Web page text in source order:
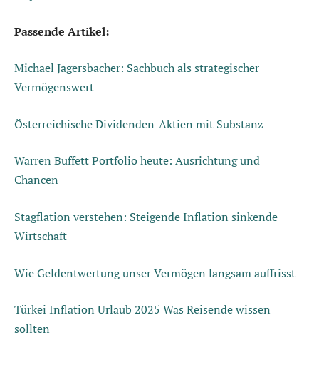
Passende Artikel:
Michael Jagersbacher: Sachbuch als strategischer
Vermögenswert
Österreichische Dividenden-Aktien mit Substanz
Warren Buffett Portfolio heute: Ausrichtung und
Chancen
Stagflation verstehen: Steigende Inflation sinkende
Wirtschaft
Wie Geldentwertung unser Vermögen langsam auffrisst
Türkei Inflation Urlaub 2025 Was Reisende wissen
sollten